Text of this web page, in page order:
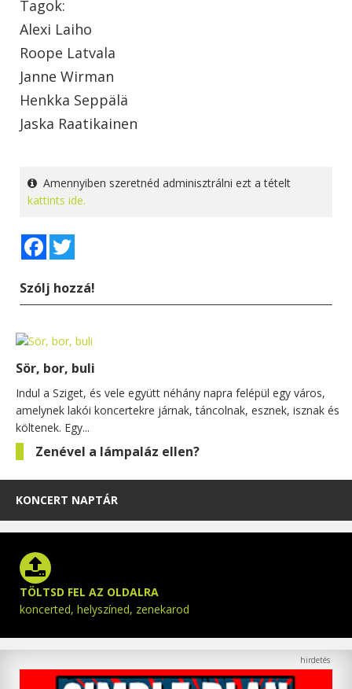
Tagok:
Alexi Laiho
Roope Latvala
Janne Wirman
Henkka Seppälä
Jaska Raatikainen
Amennyiben szeretnéd adminisztrálni ezt a tételt
kattints ide.
Facebook
Szólj hozzá!
Sör, bor, buli
Indul a Sziget, és vele együtt néhány napra felépül egy város,
amelynek lakói koncertekre járnak, táncolnak, esznek, isznak és
költenek. Egy...
Zenével a lámpaláz ellen?
KONCERT NAPTÁR
TÖLTSD FEL AZ OLDALRA
koncerted, helyszíned, zenekarod